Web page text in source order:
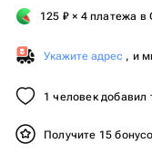
125 ₽ × 4 платежа в
Укажите адрес , и
1 человек добавил
Получите 15